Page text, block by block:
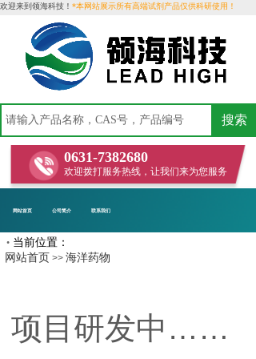
欢迎来到领海科技！ *本网站展示所有高端试剂产品仅供科研使用！
搜索
0631-7382680
欢迎拨打服务热线，让我们来为您服务
网站首页 公司简介 联系我们
网站首页 >> 海洋药物
• 当前位置：
项目研发中……